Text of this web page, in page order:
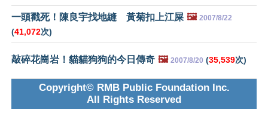
一頭戳死！陳良宇找地縫 黃菊扣上江屎 🖼️ 2007/8/22
(41,072次)
敲碎花崗岩！貓貓狗狗的今日傳奇 🖼️ 2007/8/20 (35,539次)
Copyright© RMB Public Foundation Inc.
All Rights Reserved